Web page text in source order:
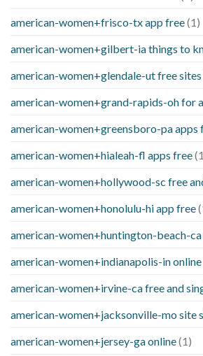
american-women+frisco-tx app free(1)
american-women+gilbert-ia things to
american-women+glendale-ut free sites
american-women+grand-rapids-oh for
american-women+greensboro-pa apps
american-women+hialeah-fl apps free
american-women+hollywood-sc free
american-women+honolulu-hi app free
american-women+huntington-beach-
american-women+indianapolis-in online
american-women+irvine-ca free and
american-women+jacksonville-mo site
american-women+jersey-ga online(1)